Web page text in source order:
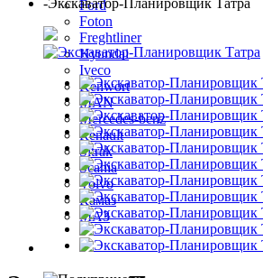
Ford
Foton
Freghtliner
Hyundai
Iveco
Kenwort
MAN
Mercedes-benz
Renault
Sitrak
Scania
Volvo
Камаз
МАЗ
Полуприцепы
-Экскаватор-Планировщик Татра